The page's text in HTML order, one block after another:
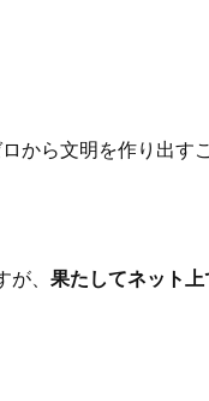
から文明を作り出す
、 果たしてネット